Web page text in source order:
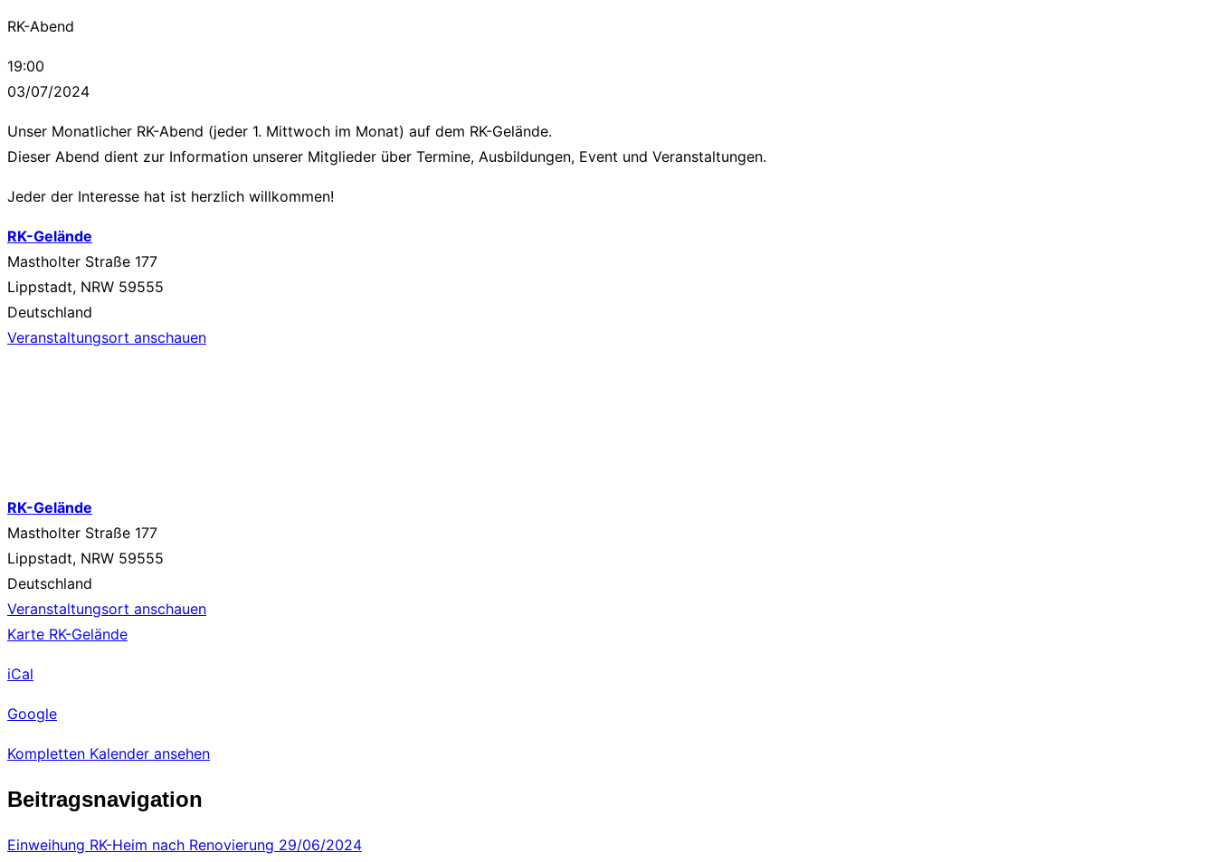
RK-Abend
19:00
03/07/2024
Unser Monatlicher RK-Abend (jeder 1. Mittwoch im Monat) auf dem RK-Gelände.
Dieser Abend dient zur Information unserer Mitglieder über Termine, Ausbildungen, Event und Veranstaltungen.
Jeder der Interesse hat ist herzlich willkommen!
RK-Gelände
Mastholter Straße 177
Lippstadt, NRW 59555
Deutschland
Veranstaltungsort anschauen
RK-Gelände
Mastholter Straße 177
Lippstadt, NRW 59555
Deutschland
Veranstaltungsort anschauen
Karte RK-Gelände
iCal
Google
Kompletten Kalender ansehen
Beitragsnavigation
Einweihung RK-Heim nach Renovierung 29/06/2024